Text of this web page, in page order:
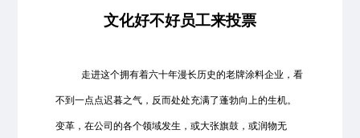
文化好不好员工来投票
走进这个拥有着六十年漫长历史的老牌涂料企业，看
不到一点点迟暮之气，反而处处充满了蓬勃向上的生机。
变革，在公司的各个领域发生，或大张旗鼓，或润物无